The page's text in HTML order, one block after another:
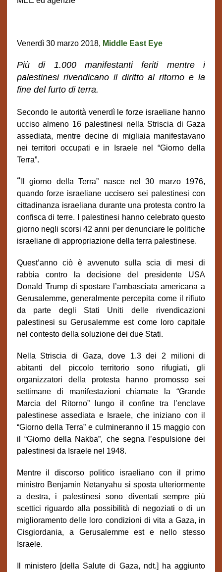
Venerdì 30 marzo 2018, Middle East Eye
Più di 1.000 manifestanti feriti mentre i
palestinesi rivendicano il diritto al ritorno e la
fine del furto di terra.
Secondo le autorità venerdì le forze israeliane hanno
ucciso almeno 16 palestinesi nella Striscia di Gaza
assediata, mentre decine di migliaia manifestavano
nei territori occupati e in Israele nel “Giorno della
Terra”.
“ Il giorno della Terra” nasce nel 30 marzo 1976,
quando forze israeliane uccisero sei palestinesi con
cittadinanza israeliana durante una protesta contro la
confisca di terre. I palestinesi hanno celebrato questo
giorno negli scorsi 42 anni per denunciare le politiche
israeliane di appropriazione della terra palestinese.
Quest’anno ciò è avvenuto sulla scia di mesi di
rabbia contro la decisione del presidente USA
Donald Trump di spostare l’ambasciata americana a
Gerusalemme, generalmente percepita come il rifiuto
da parte degli Stati Uniti delle rivendicazioni
palestinesi su Gerusalemme est come loro capitale
nel contesto della soluzione dei due Stati.
Nella Striscia di Gaza, dove 1.3 dei 2 milioni di
abitanti del piccolo territorio sono rifugiati, gli
organizzatori della protesta hanno promosso sei
settimane di manifestazioni chiamate la “Grande
Marcia del Ritorno” lungo il confine tra l’enclave
palestinese assediata e Israele, che iniziano con il
“Giorno della Terra” e culmineranno il 15 maggio con
il “Giorno della Nakba”, che segna l’espulsione dei
palestinesi da Israele nel 1948.
Mentre il discorso politico israeliano con il primo
ministro Benjamin Netanyahu si sposta ulteriormente
a destra, i palestinesi sono diventati sempre più
scettici riguardo alla possibilità di negoziati o di un
miglioramento delle loro condizioni di vita a Gaza, in
Cisgiordania, a Gerusalemme est e nello stesso
Israele.
Il ministero [della Salute di Gaza, ndt.] ha aggiunto